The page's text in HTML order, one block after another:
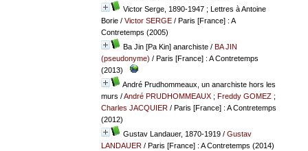
Victor Serge, 1890-1947 ; Lettres à Antoine
Borie/ Victor SERGE/ Paris [France] : A
Contretemps (2005)
Ba Jin [Pa Kin] anarchiste/ BA JIN
(pseudonyme) / Paris [France] : A Contretemps
(2013)
André Prudhommeaux, un anarchiste hors les
murs /André PRUDHOMMEAUX; Freddy GOMEZ;
Charles JACQUIER/ Paris [France] : A Contretemps
(2012)
Gustav Landauer, 1870-1919/ Gustav
LANDAUER/ Paris [France] : A Contretemps (2014)